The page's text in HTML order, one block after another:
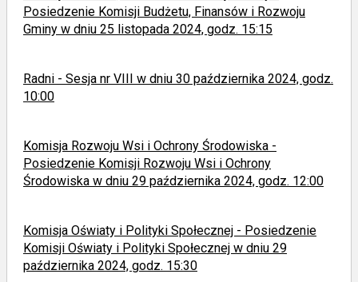
Posiedzenie Komisji Budżetu, Finansów i Rozwoju
Gminy w dniu 25 listopada 2024, godz. 15:15
Radni - Sesja nr VIII w dniu 30 października 2024, godz.
10:00
Komisja Rozwoju Wsi i Ochrony Środowiska -
Posiedzenie Komisji Rozwoju Wsi i Ochrony
Środowiska w dniu 29 października 2024, godz. 12:00
Komisja Oświaty i Polityki Społecznej - Posiedzenie
Komisji Oświaty i Polityki Społecznej w dniu 29
października 2024, godz. 15:30